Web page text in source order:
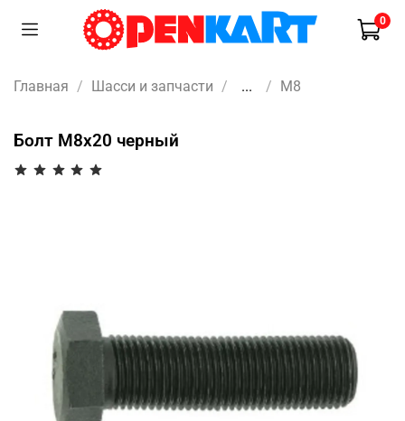
0
Главная Шасси и запчасти ... M8
Болт М8х20 черный